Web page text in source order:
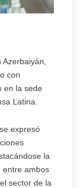
con
en la sede
Latina.
expresó
la
entre ambos
sector de la